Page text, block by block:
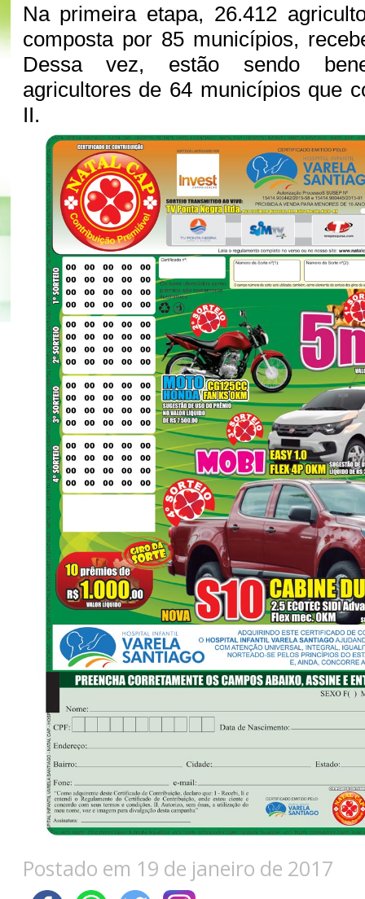
Na primeira etapa, 26.412
composta por 85 municípios,
Dessa vez, estão sendo
agricultores de 64 municípios que
II.
Postado em 19 de janeiro de 2017